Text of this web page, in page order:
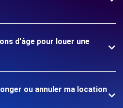
d'âge pour louer une
ou annuler ma location